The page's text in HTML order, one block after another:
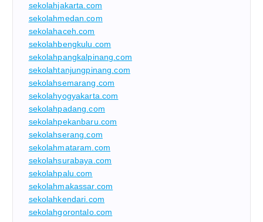
sekolahjakarta.com
sekolahmedan.com
sekolahaceh.com
sekolahbengkulu.com
sekolahpangkalpinang.com
sekolahtanjungpinang.com
sekolahsemarang.com
sekolahyogyakarta.com
sekolahpadang.com
sekolahpekanbaru.com
sekolahserang.com
sekolahmataram.com
sekolahsurabaya.com
sekolahpalu.com
sekolahmakassar.com
sekolahkendari.com
sekolahgorontalo.com